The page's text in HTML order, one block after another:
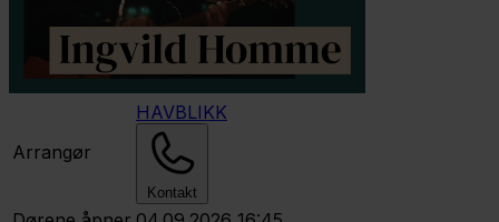
Arrangør
HAVBLIKK
Kontakt